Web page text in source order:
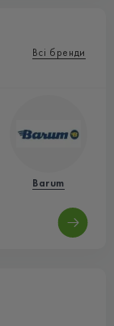
Всі бренди
Barum